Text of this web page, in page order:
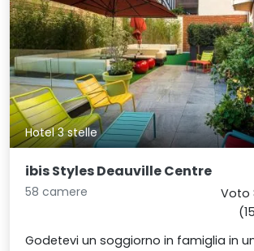
Hotel 3 stelle
ibis Styles Deauville Centre
58 camere
Voto
Godetevi un soggiorno in famiglia in